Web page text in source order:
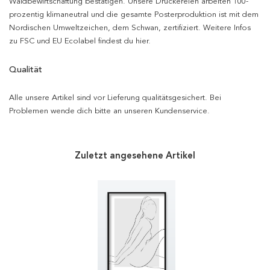
prozentig klimaneutral und die gesamte Posterproduktion ist mit dem
Nordischen Umweltzeichen, dem Schwan, zertifiziert. Weitere Infos
zu FSC und EU Ecolabel findest du hier.
Qualität
Alle unsere Artikel sind vor Lieferung qualitätsgesichert. Bei
Problemen wende dich bitte an unseren Kundenservice.
Zuletzt angesehene Artikel